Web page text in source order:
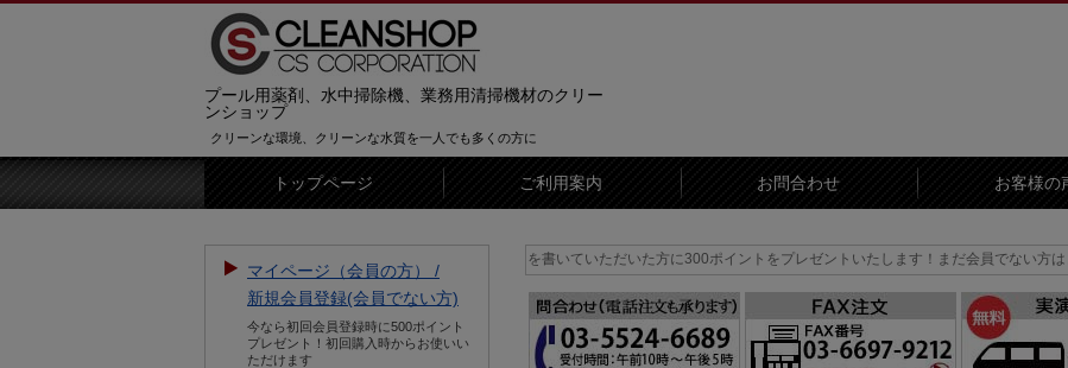
プール用薬剤、水中掃除機、業務用清掃機材のクリー
ンショップ
クリーンな環境、クリーンな水質を一人でも多くの方に
トップページ ご利用案内 お問合わせ お客様の
新規会員登録をすると500ポイントをプレゼント。 商品レビューを書いていただいた方に300ポイントをプレゼントいたします！まだ会員でない方はまずは会員登
マイページ（会員の方） /
新規会員登録(会員でない方)
今なら初回会員登録時に500ポイント
プレゼント！初回購入時からお使いい
ただけます